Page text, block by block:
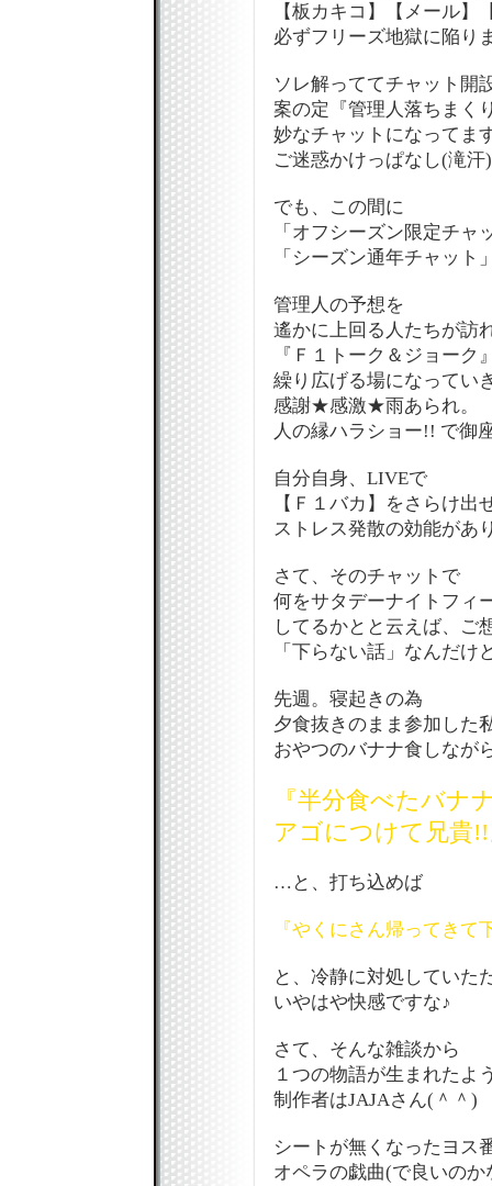
【板カキコ】【メール】
必ずフリーズ地獄に陥り
ソレ解っててチャット開
案の定『管理人落ちまく
妙なチャットになってま
ご迷惑かけっぱなし(滝汗)
でも、この間に
「オフシーズン限定チャ
「シーズン通年チャット
管理人の予想を
遙かに上回る人たちが訪
『Ｆ１トーク＆ジョーク
繰り広げる場になってい
感謝★感激★雨あられ。
人の縁ハラショー!! で御
自分自身、LIVEで
【Ｆ１バカ】をさらけ
ストレス発散の効能があ
さて、そのチャットで
何をサタデーナイトフィ
してるかとと云えば、ご
「下らない話」なんだけ
先週。寝起きの為
夕食抜きのまま参加した
おやつのバナナ食しなが
『半分食べたバナ
アゴにつけて兄貴
…と、打ち込めば
『やくにさん帰ってきて
と、冷静に対処していた
いやはや快感ですな♪
さて、そんな雑談から
１つの物語が生まれたよ
制作者はJAJAさん(＾＾)
シートが無くなったヨス
オペラの戯曲(で良いのか